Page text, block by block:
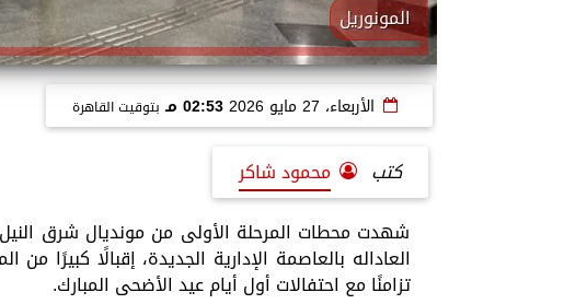
المونوريل
الأربعاء، 27 مايو 2026 02:53 مـ بتوقيت القاهرة
كتب
محمود شاكر
شهدت محطات المرحلة الأولى من مونديال شرق
العاداله بالعاصمة الإدارية الجديدة، إقبالًا كبيرًا
تزامنًا مع احتفالات أول أيام عيد الأضحى المبارك.